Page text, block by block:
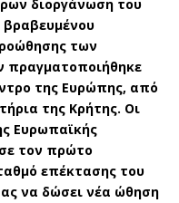
διοργάνωση του
των
πραγματοποιήθηκε
της Ευρώπης, από
της Κρήτης. Οι
Ευρωπαϊκής
τον πρώτο
επέκτασης του
να δώσει νέα ώθηση